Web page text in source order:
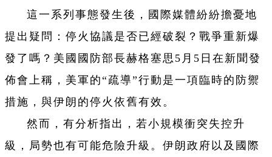
這一系列事態發生後，國際媒體紛紛擔憂地
提出疑問：停火協議是否已經破裂？戰爭重新爆
發了嗎？美國國防部長赫格塞思5月5日在新聞發
佈會上稱，美軍的“疏導”行動是一項臨時的防禦
措施，與伊朗的停火依舊有效。
然而，有分析指出，若小規模衝突失控升
級，局勢也有可能危險升級。伊朗政府以及國際